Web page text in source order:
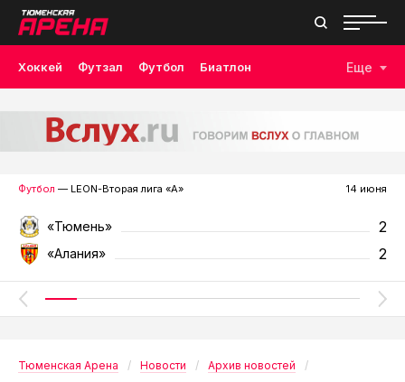
Хоккей Футзал Футбол Биатлон Еще
Футбол — LEON-Вторая лига «А» 14 июня
«Тюмень» 2
«Алания» 2
Тюменская Арена Новости Архив новостей